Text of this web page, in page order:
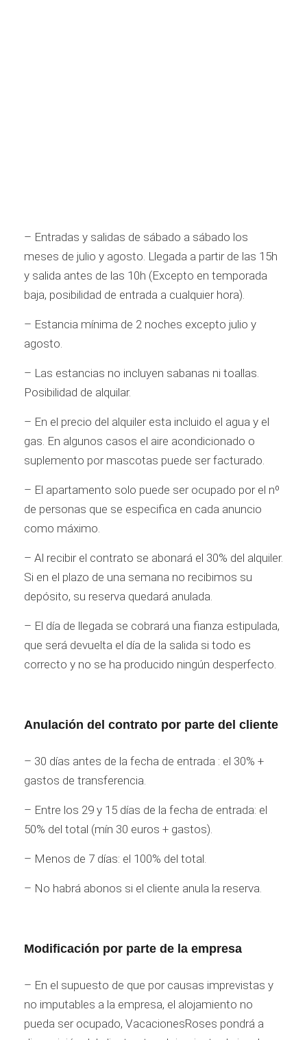
– Entradas y salidas de sábado a sábado los
meses de julio y agosto. Llegada a partir de las 15h
y salida antes de las 10h (Excepto en temporada
baja, posibilidad de entrada a cualquier hora).
– Estancia mínima de 2 noches excepto julio y
agosto.
– Las estancias no incluyen sabanas ni toallas.
Posibilidad de alquilar.
– En el precio del alquiler esta incluido el agua y el
gas. En algunos casos el aire acondicionado o
suplemento por mascotas puede ser facturado.
– El apartamento solo puede ser ocupado por el nº
de personas que se especifica en cada anuncio
como máximo.
– Al recibir el contrato se abonará el 30% del alquiler.
Si en el plazo de una semana no recibimos su
depósito, su reserva quedará anulada.
– El día de llegada se cobrará una fianza estipulada,
que será devuelta el día de la salida si todo es
correcto y no se ha producido ningún desperfecto.
Anulación del contrato por parte del cliente
– 30 días antes de la fecha de entrada : el 30% +
gastos de transferencia.
– Entre los 29 y 15 días de la fecha de entrada: el
50% del total (mín 30 euros + gastos).
– Menos de 7 días: el 100% del total.
– No habrá abonos si el cliente anula la reserva.
Modificación por parte de la empresa
– En el supuesto de que por causas imprevistas y
no imputables a la empresa, el alojamiento no
pueda ser ocupado, VacacionesRoses pondrá a